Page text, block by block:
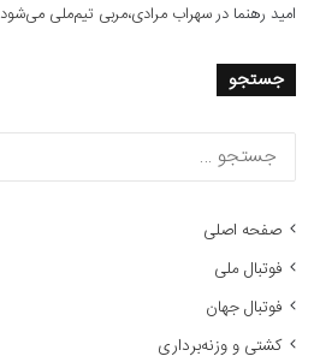
امید رهنما درسهراب مرادی،مربی تیم‌ملی می‌شود
جستجو
صفحه اصلی
فوتبال ملی
فوتبال جهان
کشتی و وزنه‌برداری